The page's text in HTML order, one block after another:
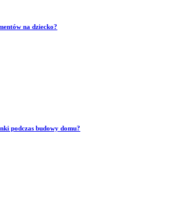
na dziecko?
podczas budowy domu?